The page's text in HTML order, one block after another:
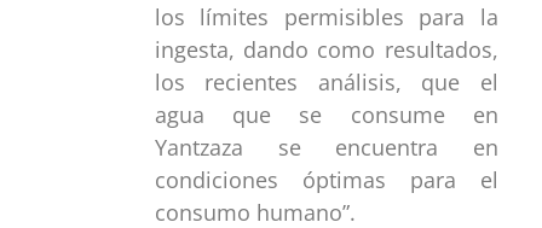
los límites permisibles para la
ingesta, dando como resultados,
los recientes análisis, que el
agua que se consume en
Yantzaza se encuentra en
condiciones óptimas para el
consumo humano”.